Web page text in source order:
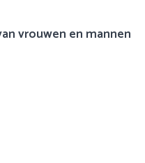
vrouwen en mannen